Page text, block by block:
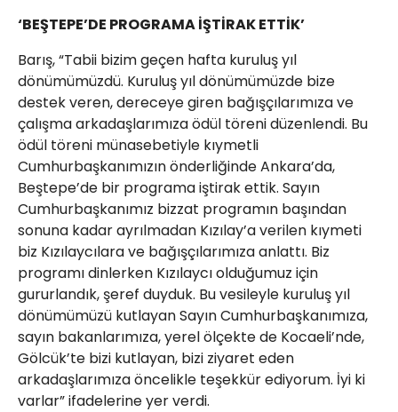
‘BEŞTEPE’DE PROGRAMA İŞTİRAK ETTİK’
Barış, “Tabii bizim geçen hafta kuruluş yıl
dönümümüzdü. Kuruluş yıl dönümümüzde bize
destek veren, dereceye giren bağışçılarımıza ve
çalışma arkadaşlarımıza ödül töreni düzenlendi. Bu
ödül töreni münasebetiyle kıymetli
Cumhurbaşkanımızın önderliğinde Ankara’da,
Beştepe’de bir programa iştirak ettik. Sayın
Cumhurbaşkanımız bizzat programın başından
sonuna kadar ayrılmadan Kızılay’a verilen kıymeti
biz Kızılaycılara ve bağışçılarımıza anlattı. Biz
programı dinlerken Kızılaycı olduğumuz için
gururlandık, şeref duyduk. Bu vesileyle kuruluş yıl
dönümümüzü kutlayan Sayın Cumhurbaşkanımıza,
sayın bakanlarımıza, yerel ölçekte de Kocaeli’nde,
Gölcük’te bizi kutlayan, bizi ziyaret eden
arkadaşlarımıza öncelikle teşekkür ediyorum. İyi ki
varlar” ifadelerine yer verdi.